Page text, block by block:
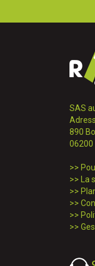
SAS
890
06200
>>
>> La
>>
>>
>>
>>